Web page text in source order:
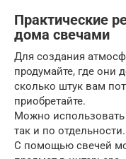
Практические
дома свечами
Для создания
продумайте, где
сколько штук вам
приобретайте.
Можно использовать
так и по отдельности.
С помощью свечей